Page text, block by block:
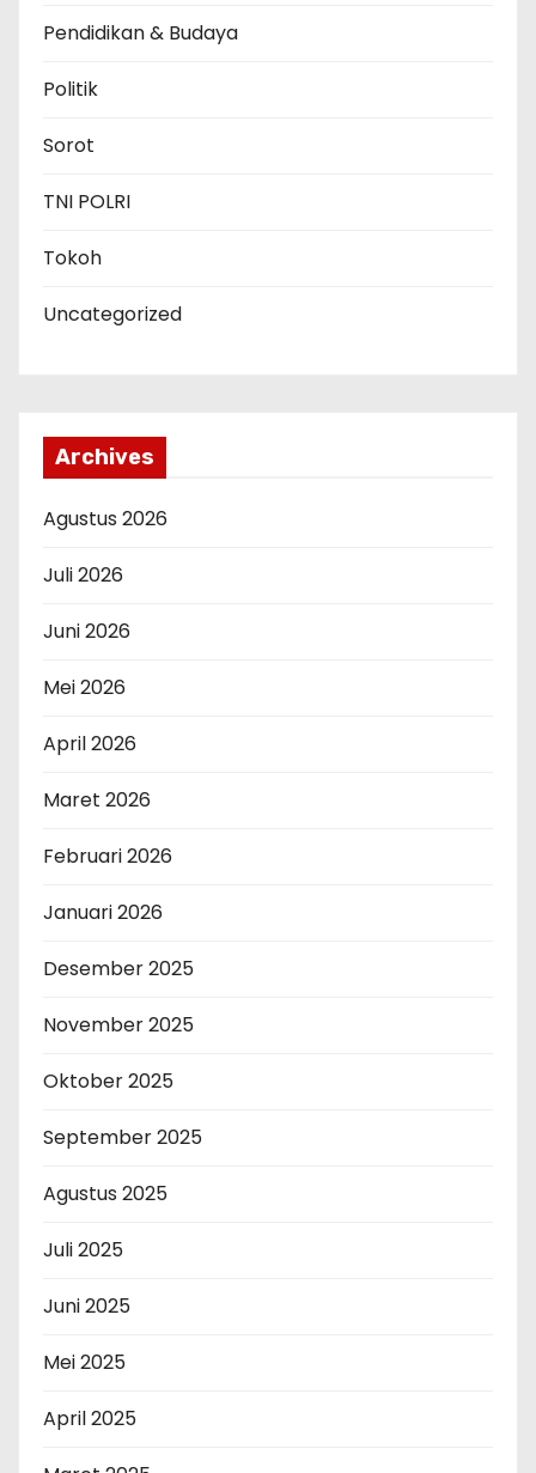
Pendidikan & Budaya
Politik
Sorot
TNI POLRI
Tokoh
Uncategorized
Archives
Agustus 2026
Juli 2026
Juni 2026
Mei 2026
April 2026
Maret 2026
Februari 2026
Januari 2026
Desember 2025
November 2025
Oktober 2025
September 2025
Agustus 2025
Juli 2025
Juni 2025
Mei 2025
April 2025